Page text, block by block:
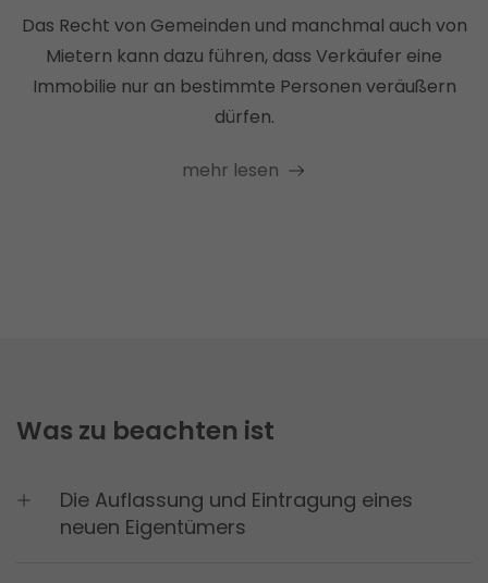
Das Recht von Gemeinden und manchmal auch von
Mietern kann dazu führen, dass Verkäufer eine
Immobilie nur an bestimmte Personen veräußern
dürfen.
mehr lesen
Was zu beachten ist
Die Auflassung und Eintragung eines
neuen Eigentümers
_gid
(Google Tag Manager)
Speichert für jeden Besucher der Website
eine anonyme ID. Anhand der ID können
Seitenaufrufe einem Besucher zugeordnet
Anbieter: Google
Speichert Einstellungen zur Einwilligung in die
Nutzung von Google Diensten im lokalen
Speicher des Browsers (Local Storage).